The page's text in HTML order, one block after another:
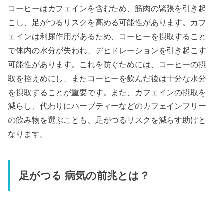
コーヒーはカフェインを含むため、筋肉の緊張を引き起
こし、足がつるリスクを高める可能性があります。カフ
ェインは利尿作用があるため、コーヒーを摂取すること
で体内の水分が失われ、デヒドレーションを引き起こす
可能性があります。これを防ぐためには、コーヒーの摂
取を控えめにし、またコーヒーを飲んだ後は十分な水分
を摂取することが重要です。また、カフェインの摂取を
減らし、代わりにハーブティーなどのカフェインフリー
の飲み物を選ぶことも、足がつるリスクを減らす助けと
なります。
足がつる 病気の前兆とは？